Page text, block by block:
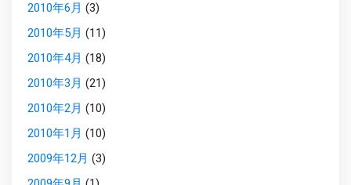
2010年6月 (3)
2010年5月 (11)
2010年4月 (18)
2010年3月 (21)
2010年2月 (10)
2010年1月 (10)
2009年12月 (3)